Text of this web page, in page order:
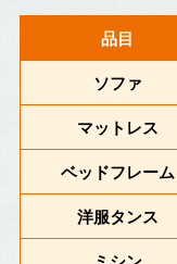
品目
ソファ
マットレス
ベッドフレーム
洋服タンス